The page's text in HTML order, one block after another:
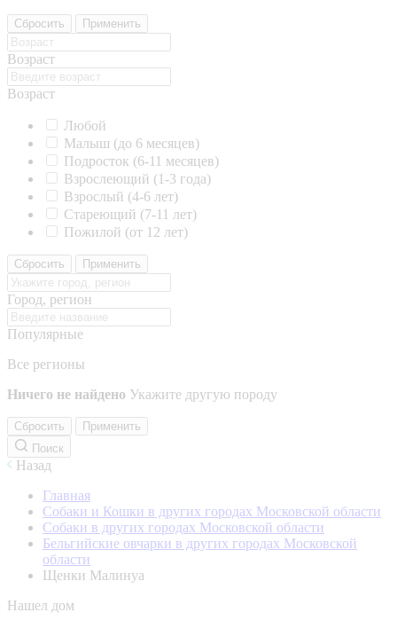
Сбросить Применить
Возраст
Возраст
Любой
Малыш (до 6 месяцев)
Подросток (6-11 месяцев)
Взрослеющий (1-3 года)
Взрослый (4-6 лет)
Стареющий (7-11 лет)
Пожилой (от 12 лет)
Сбросить Применить
Город, регион
Популярные
Все регионы
Ничего не найдено Укажите другую породу
Сбросить
Применить
Поиск
Назад
Главная
Собаки и Кошки в других городах Московской области
Собаки в других городах Московской области
Бельгийские овчарки в других городах Московской
области
Щенки Малинуа
Нашел дом